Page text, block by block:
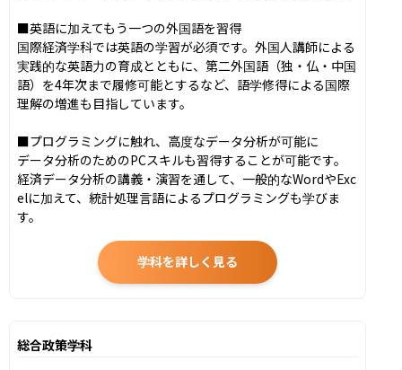
■英語に加えてもう一つの外国語を習得
国際経済学科では英語の学習が必須です。外国人講師による
実践的な英語力の育成とともに、第二外国語（独・仏・中国
語）を4年次まで履修可能とするなど、語学修得による国際
理解の増進も目指しています。
■プログラミングに触れ、高度なデータ分析が可能に
データ分析のためのPCスキルも習得することが可能です。
経済データ分析の講義・演習を通して、一般的なWordやExc
elに加えて、統計処理言語によるプログラミングも学びま
す。
学科を詳しく見る
総合政策学科